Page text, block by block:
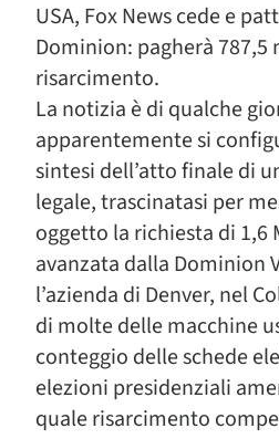
USA, Fox News cede e
Dominion: pagherà
risarcimento.
La notizia è di qualche
apparentemente si
sintesi dell’atto finale di
legale, trascinatasi per
oggetto la richiesta di 1,6
avanzata dalla Dominion
l’azienda di Denver, nel
di molte delle macchine
conteggio delle schede
elezioni presidenziali
quale risarcimento